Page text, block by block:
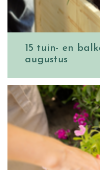
15 tuin- en
augustus